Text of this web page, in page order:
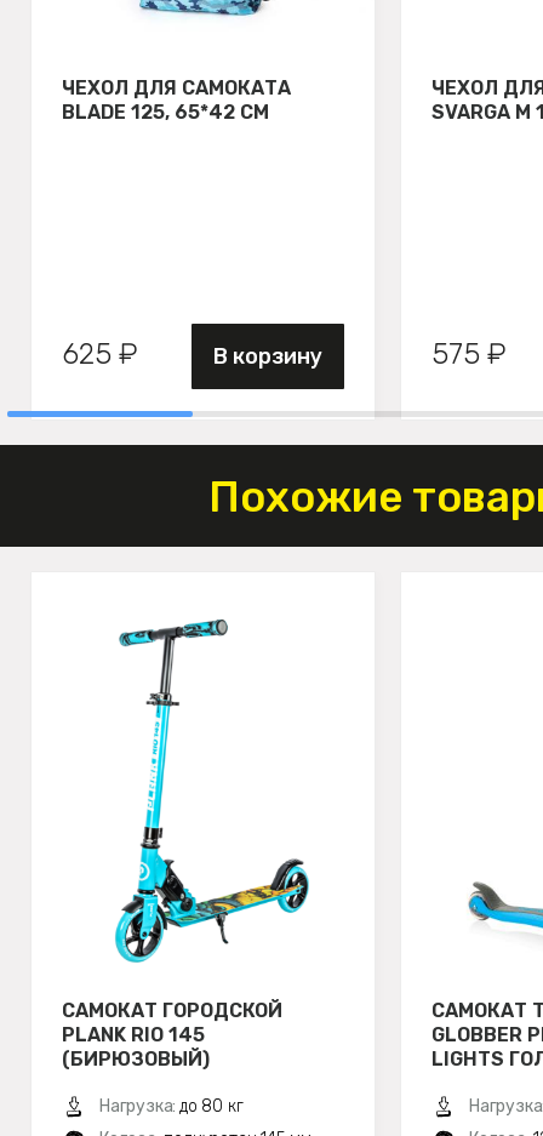
ЧЕХОЛ ДЛЯ САМОКАТА
BLADE 125, 65*42 СМ
625 ₽ В корзину
ЧЕХОЛ
SVARGA М
575 ₽
Похожие
САМОКАТ ГОРОДСКОЙ
PLANK RIO 145
(БИРЮЗОВЫЙ)
Нагрузка: до 80 кг
САМОКАТ
GLOBBER
LIGHTS